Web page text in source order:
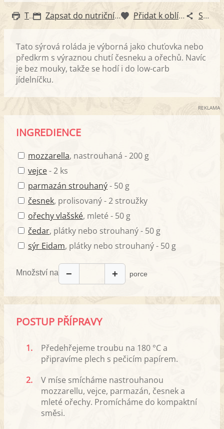
Tisk Zapsat do nutričního diáře Přidat k oblíbeným Sdílet
Tato sýrová roláda je výborná jako chuťovka nebo
předkrm s výraznou chutí česneku a ořechů. Navíc
je bez mouky, takže se hodí i do low-carb
jídelníčku.
REKLAMA
INGREDIENCE
mozzarella, nastrouhaná - 200 g
vejce- 2 ks
parmazán strouhaný- 50 g
česnek, prolisovaný - 2 stroužky
ořechy vlašské, mleté - 50 g
čedar, plátky nebo strouhaný - 50 g
sýr Eidam, plátky nebo strouhaný - 50 g
Množství na − + porce
POSTUP PŘÍPRAVY
1.
Předehřejeme troubu na 180 °C a
připravíme plech s pečicím papírem.
2.
V míse smícháme nastrouhanou
mozzarellu, vejce, parmazán, česnek a
mleté ořechy. Promícháme do kompaktní
směsi.